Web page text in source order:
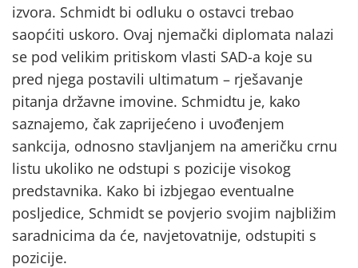
izvora. Schmidt bi odluku o ostavci trebao
saopćiti uskoro. Ovaj njemački diplomata nalazi
se pod velikim pritiskom vlasti SAD-a koje su
pred njega postavili ultimatum – rješavanje
pitanja državne imovine. Schmidtu je, kako
saznajemo, čak zaprijećeno i uvođenjem
sankcija, odnosno stavljanjem na američku crnu
listu ukoliko ne odstupi s pozicije visokog
predstavnika. Kako bi izbjegao eventualne
posljedice, Schmidt se povjerio svojim najbližim
saradnicima da će, navjetovatnije, odstupiti s
pozicije.